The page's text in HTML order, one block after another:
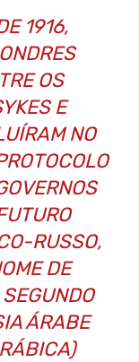
1916,
OS
E
NO
RUSSO,
DE
ÁRABE